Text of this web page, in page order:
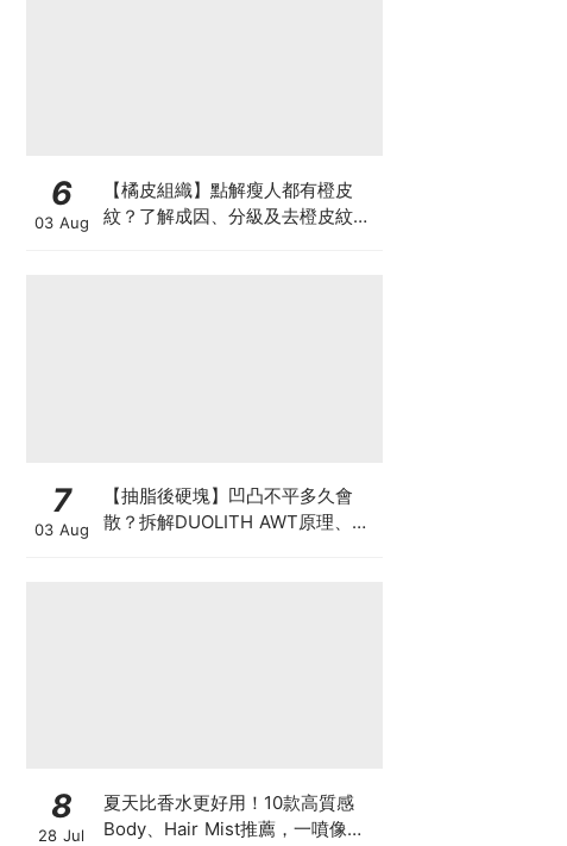
6
03 Aug
【橘皮組織】點解瘦人都有橙皮
紋？了解成因、分級及去橙皮紋改
7
03 Aug
【抽脂後硬塊】凹凸不平多久會
散？拆解DUOLITH AWT原理、按
8
28 Jul
夏天比香水更好用！10款高質感
Body、Hair Mist推薦，一噴像剛